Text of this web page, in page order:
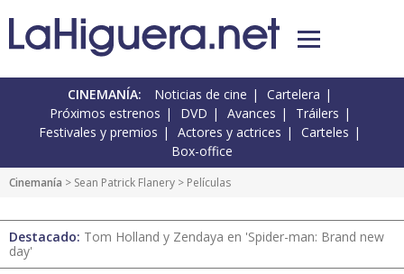
CINEMANÍA: Noticias de cine
Cartelera
Próximos estrenos
DVD Avances
Tráilers
Festivales y premios
Actores y actrices
Carteles
Box-office
Cinemanía > Sean Patrick Flanery > Películas
Destacado: Tom Holland y Zendaya en 'Spider-man: Brand new
day'